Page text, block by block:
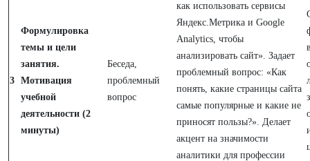
3
Формулировка
темы и цели
занятия.
Мотивация
учебной
деятельности (2
минуты)
Беседа,
проблемный
вопрос
как использовать сервисы
Яндекс.Метрика и Google
Analytics, чтобы
анализировать сайт». Задает
проблемный вопрос: «Как
понять, какие страницы сайта
самые популярные и какие не
приносят пользы?». Делает
акцент на значимости
аналитики для профессии